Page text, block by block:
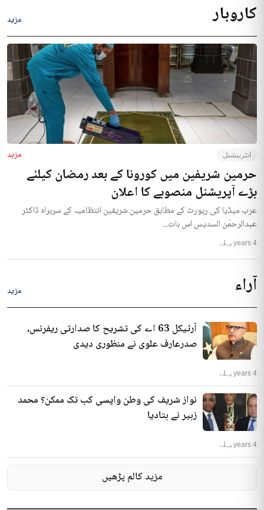
کاروبار مزید
انٹرنیشنل مزید
حرمین شریفین میں کورونا کے بعد رمضان کیلئے
بڑے آپریشنل منصوبے کا اعلان
عرب میڈیا کی رپورٹ کے مطابق حرمین شریفین انتظامیہ کے سربراہ ڈاکٹر
عبدالرحمٰن السدیس اس بات...
4 years پہلے
آراء مزید
آرٹیکل 63 اے کی تشریح کا صدارتی ریفرنس،
صدرعارف علوی نے منظوری دیدی
4 years پہلے
نواز شریف کی وطن واپسی کب تک ممکن؟ محمد
زبیر نے بتادیا
4 years پہلے
مزید کالم پڑھیں